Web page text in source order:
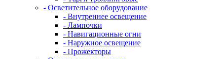
- Осветительное оборудование
- Внутреннее освещение
- Лампочки
- Навигационные огни
- Наружное освещение
- Прожекторы